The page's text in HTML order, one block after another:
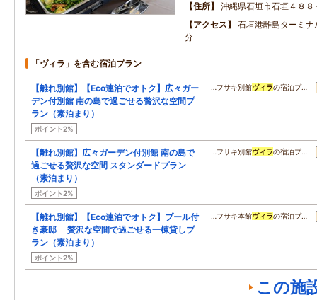
住所
沖縄県石垣市石垣４８８
アクセス
石垣港離島ターミ
分
「ヴィラ」を含む宿泊プラン
【離れ別館】【Eco連泊でオトク】広々ガー
デン付別館 南の島で過ごせる贅沢な空間プ
ラン（素泊まり）
ポイント2%
…フサキ別館ヴィラの宿泊プ…
【離れ別館】広々ガーデン付別館 南の島で
過ごせる贅沢な空間 スタンダードプラン
（素泊まり）
ポイント2%
…フサキ別館ヴィラの宿泊プ…
【離れ別館】【Eco連泊でオトク】プール付
き豪邸 贅沢な空間で過ごせる一棟貸しプ
ラン（素泊まり）
ポイント2%
…フサキ本館ヴィラの宿泊プ…
この施